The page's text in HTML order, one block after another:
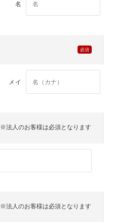
名
メイ
※法人のお客様は必須となります
※法人のお客様は必須となります